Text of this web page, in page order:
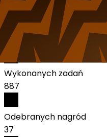
Aktywny2 miesiące
Dołączył 09.12.2021
Polska
Statystyki:
Wykonanych zadań
887
Odebranych nagród
37